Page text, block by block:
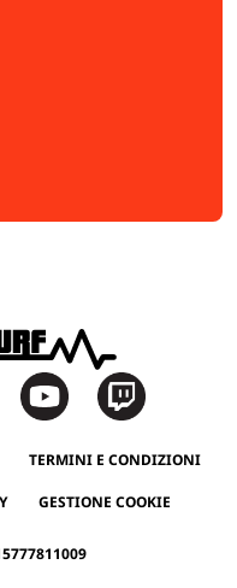
TERMINI E CONDIZIONI
GESTIONE COOKIE